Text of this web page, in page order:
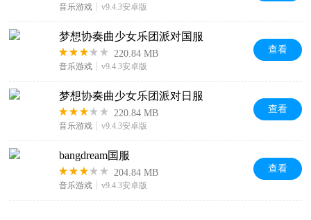
服
音乐游戏 v9.4.3安卓版
梦想协奏曲少女乐团派对国服
220.84 MB
音乐游戏 v9.4.3安卓版
查看
梦想协奏曲少女乐团派对日服
220.84 MB
音乐游戏 v9.4.3安卓版
查看
bangdream国服
204.84 MB
音乐游戏 v9.4.3安卓版
查看